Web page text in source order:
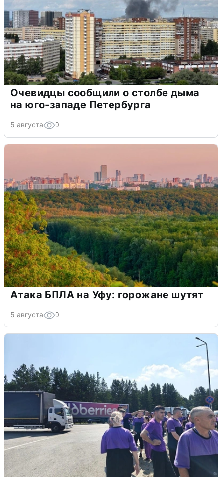
Очевидцы сообщили о столбе дыма
на юго-западе Петербурга
5 августа 0
Атака БПЛА на Уфу: горожане шутят
5 августа 0